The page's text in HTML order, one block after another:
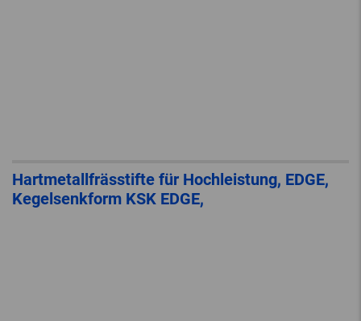
Hartmetallfrässtifte für Hochleistung, EDGE,
Kegelsenkform KSK EDGE,